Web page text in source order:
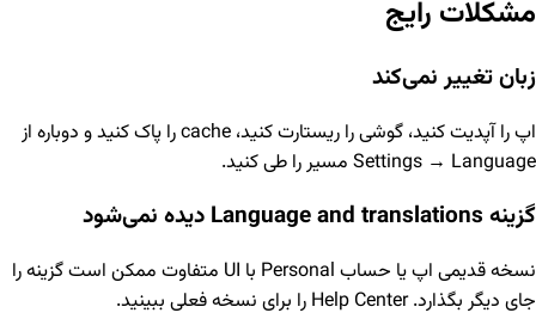
مشکلات رایج
زبان تغییر نمی‌کند
اپ را آپدیت کنید، گوشی را ریستارت کنید، cache را پاک کنید و دوباره از
Settings → Language مسیر را طی کنید.
گزینه Language and translations دیده نمی‌شود
نسخه قدیمی اپ یا حساب Personal با UI متفاوت ممکن است گزینه را
جای دیگر بگذارد. Help Center را برای نسخه فعلی ببینید.